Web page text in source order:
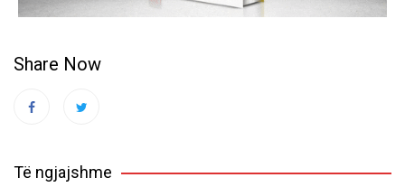
Share Now
Të ngjajshme